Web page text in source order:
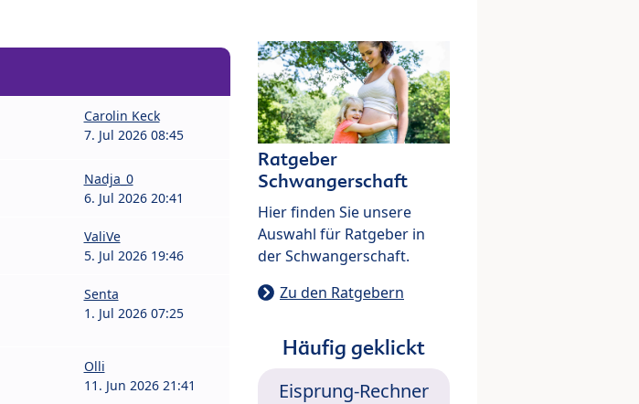
Carolin Keck
7. Jul 2026 08:45
Nadja_0
6. Jul 2026 20:41
ValiVe
5. Jul 2026 19:46
Senta
1. Jul 2026 07:25
Olli
11. Jun 2026 21:41
Ratgeber
Schwangerschaft
Hier finden Sie unsere
Auswahl für Ratgeber in
der Schwangerschaft.
Zu den Ratgebern
Häufig geklickt
Eisprung-Rechner